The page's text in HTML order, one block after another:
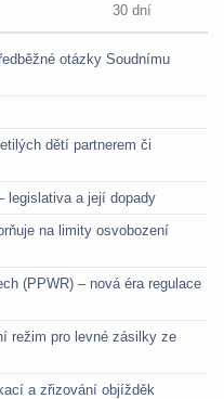
30 dní
otázky Soudnímu
dětí partnerem či
legislativa a její dopady
na limity osvobození
(PPWR) – nová éra regulace
režim pro levné zásilky ze
a zřizování objížděk